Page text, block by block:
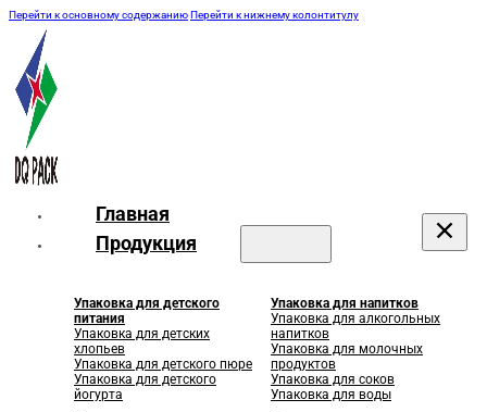
Перейти к основному содержаниюПерейти к нижнему колонтитулу
Главная
Продукция
Упаковка для детского
питания
Упаковка для детских
хлопьев
Упаковка для детского пюре
Упаковка для детского
йогурта
Упаковка для напитков
Упаковка для алкогольных
напитков
Упаковка для молочных
продуктов
Упаковка для соков
Упаковка для воды